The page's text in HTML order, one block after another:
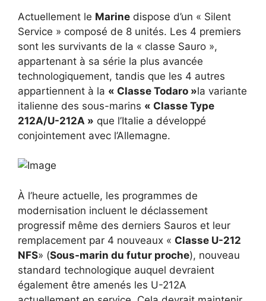
Actuellement le Marine dispose d’un « Silent
Service » composé de 8 unités. Les 4 premiers
sont les survivants de la « classe Sauro »,
appartenant à sa série la plus avancée
technologiquement, tandis que les 4 autres
appartiennent à la « Classe Todaro »la variante
italienne des sous-marins « Classe Type
212A/U-212A » que l’Italie a développé
conjointement avec l’Allemagne.
À l’heure actuelle, les programmes de
modernisation incluent le déclassement
progressif même des derniers Sauros et leur
remplacement par 4 nouveaux « Classe U-212
NFS» (Sous-marin du futur proche), nouveau
standard technologique auquel devraient
également être amenés les U-212A